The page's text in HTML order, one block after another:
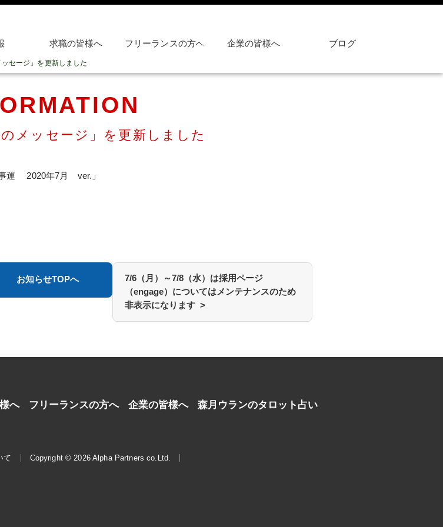
求職の皆様へ フリーランスの方へ 企業の皆様へ ブログ
セージ」を更新しました
メッセージ」を更新しました
運 2020年7月 ver.」
お知らせTOPへ
7/6（月）～7/8（水）は採用ページ
（engage）についてはメンテナンスのため
非表示になります >
へ フリーランスの方へ 企業の皆様へ 森月ウランのタロット占い
て Copyright © 2026 Alpha Partners co.Ltd.